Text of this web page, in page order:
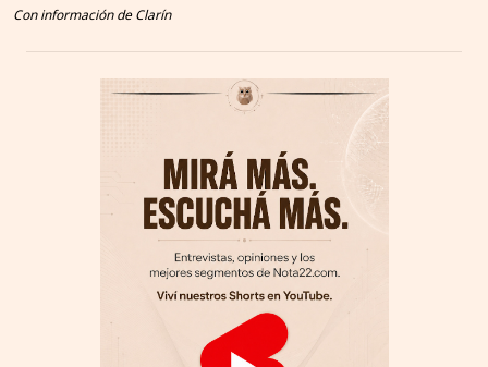
Con información de Clarín